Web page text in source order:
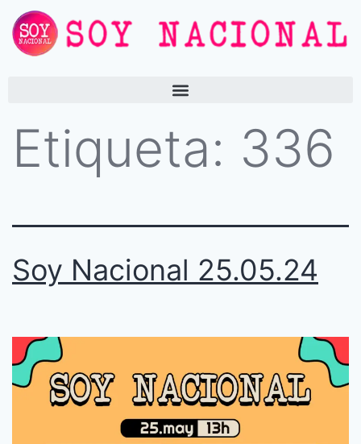
Etiqueta: 336
Soy Nacional 25.05.24